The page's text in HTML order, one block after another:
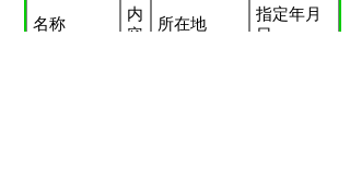
名称
内
容
所在地
指定年月
日